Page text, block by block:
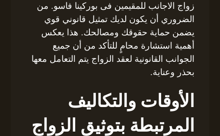
زواج الاجانب للمقيمين فى بوركينا فاسو. من
الضروري أن يكون لديك تمثيل قانوني قوي
يضمن حماية حقوقك ومصالحك. هذا يعكس
أهمية استشارة محامٍ للتأكد من أن جميع
الجوانب القانونية لعقد الزواج يتم التعامل معها
بحذر وعناية.
الأوقات والتكاليف
المرتبطة بتوثيق الزواج